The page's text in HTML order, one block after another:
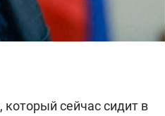
, который сейчас сидит в